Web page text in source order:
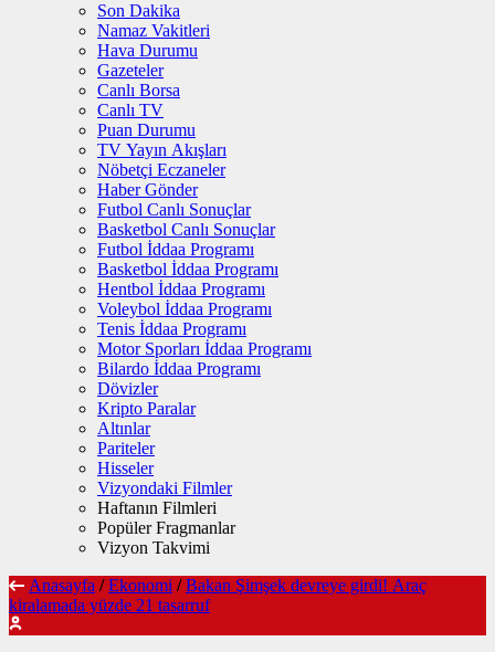
Son Dakika
Namaz Vakitleri
Hava Durumu
Gazeteler
Canlı Borsa
Canlı TV
Puan Durumu
TV Yayın Akışları
Nöbetçi Eczaneler
Haber Gönder
Futbol Canlı Sonuçlar
Basketbol Canlı Sonuçlar
Futbol İddaa Programı
Basketbol İddaa Programı
Hentbol İddaa Programı
Voleybol İddaa Programı
Tenis İddaa Programı
Motor Sporları İddaa Programı
Bilardo İddaa Programı
Dövizler
Kripto Paralar
Altınlar
Pariteler
Hisseler
Vizyondaki Filmler
Haftanın Filmleri
Popüler Fragmanlar
Vizyon Takvimi
Anasayfa / Ekonomi / Bakan Şimşek devreye girdi! Araç
kiralamada yüzde 21 tasarruf